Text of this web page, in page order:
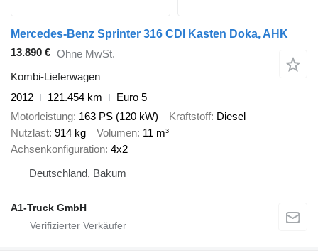
Mercedes-Benz Sprinter 316 CDI Kasten Doka, AHK
13.890 € Ohne MwSt.
Kombi-Lieferwagen
2012
121.454 km
Euro 5
Motorleistung 163 PS (120 kW) Kraftstoff Diesel
Nutzlast 914 kg Volumen 11 m³
Achsenkonfiguration 4x2
Deutschland, Bakum
A1-Truck GmbH